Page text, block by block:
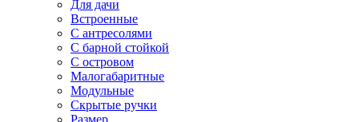
Для дачи
Встроенные
С антресолями
С барной стойкой
С островом
Малогабаритные
Модульные
Скрытые ручки
Размер